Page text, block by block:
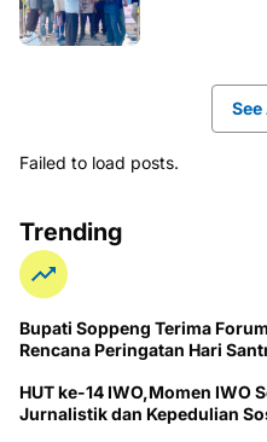
See
Failed to load posts.
Trending
Bupati Soppeng Terima
Rencana Peringatan Hari
HUT ke-14 IWO,Momen IWO
Jurnalistik dan Kepedulian